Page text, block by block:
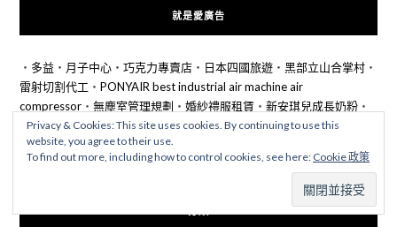
就是愛廣告
‧ 多益‧ 月子中心‧ 巧克力專賣店‧ 日本四國旅遊‧ 黑部立山合掌村‧
雷射切割代工 ‧ PONYAIR best industrial air machine air
compressor‧ 無塵室管理規劃 ‧ 婚紗禮服租賃‧ 新安琪兒成長奶粉‧
原木神像雕刻-唐山居家佛俱‧AMD AM4 Crypto Mining
Motherboards-BIOSTAR‧仙台旅遊行程
座‧
分類
Privacy & Cookies: This site uses cookies. By continuing to use this
website, you agree to their use.
To find out more, including how to control cookies, see here: Cookie 政策